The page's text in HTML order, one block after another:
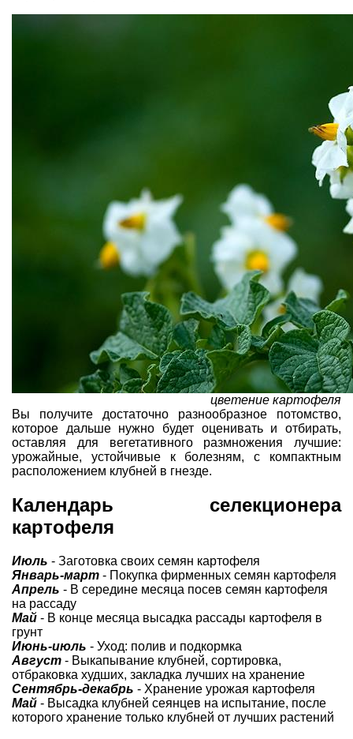
цветение картофеля
Вы получите достаточно разнообразное потомство,
которое дальше нужно будет оценивать и отбирать,
оставляя для вегетативного размножения лучшие:
урожайные, устойчивые к болезням, с компактным
расположением клубней в гнезде.
Календарь селекционера
картофеля
Июль - Заготовка своих семян картофеля
Январь-март - Покупка фирменных семян картофеля
Апрель - В середине месяца посев семян картофеля
на рассаду
Май - В конце месяца высадка рассады картофеля в
грунт
Июнь-июль - Уход: полив и подкормка
Август - Выкапывание клубней, сортировка,
отбраковка худших, закладка лучших на хранение
Сентябрь-декабрь - Хранение урожая картофеля
Май - Высадка клубней сеянцев на испытание, после
которого хранение только клубней от лучших растений